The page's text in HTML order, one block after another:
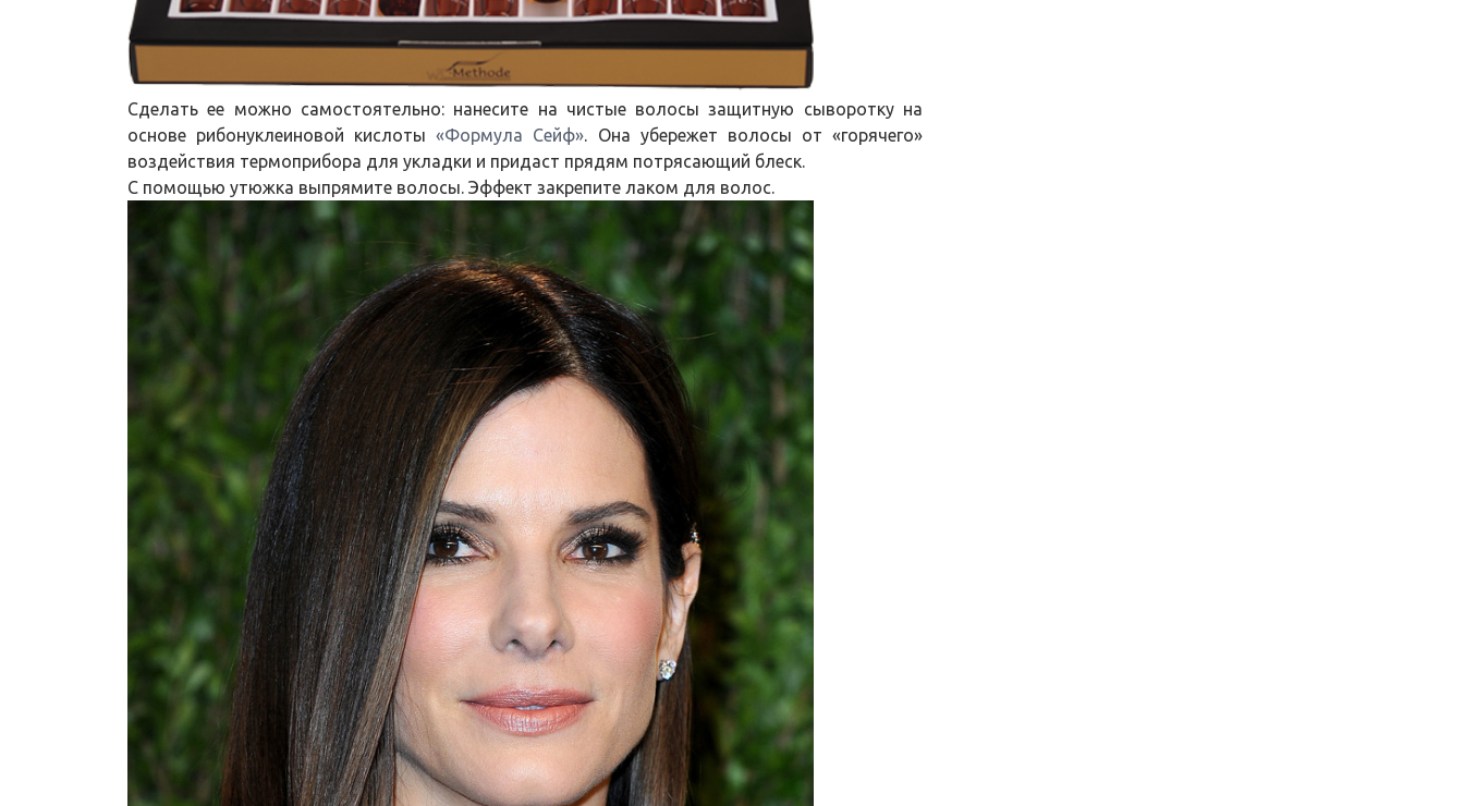
Сделать ее можно самостоятельно: нанесите на чистые волосы защитную сыворотку на
основе рибонуклеиновой кислоты«Формула Сейф». Она убережет волосы от «горячего»
воздействия термоприбора для укладки и придаст прядям потрясающий блеск.
С помощью утюжка выпрямите волосы. Эффект закрепите лаком для волос.